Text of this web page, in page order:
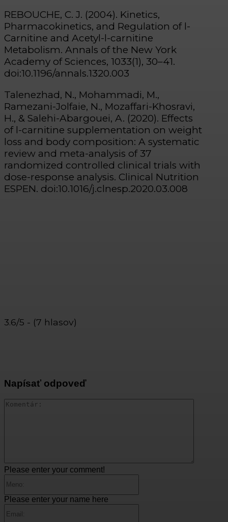
REBOUCHE, C. J. (2004). Kinetics,
Pharmacokinetics, and Regulation of l-
Carnitine and Acetyl-l-carnitine
Metabolism. Annals of the New York
Academy of Sciences, 1033(1), 30–41.
doi:10.1196/annals.1320.003
Talenezhad, N., Mohammadi, M.,
Ramezani-Jolfaie, N., Mozaffari-Khosravi,
H., & Salehi-Abargouei, A. (2020). Effects
of l-carnitine supplementation on weight
loss and body composition: A systematic
review and meta-analysis of 37
randomized controlled clinical trials with
dose-response analysis. Clinical Nutrition
ESPEN. doi:10.1016/j.clnesp.2020.03.008
3.6/5 - (7 hlasov)
Napísať odpoveď
Please enter your comment!
Please enter your name here